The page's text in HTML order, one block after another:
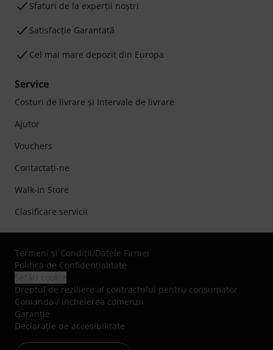
Sfaturi de la experții noștri
Satisfacție Garantată
Cel mai mare depozit din Europa
Service
Costuri de livrare şi Intervale de livrare
Ajutor
Vouchers
Contactaţi-ne
Walk-in Store
Clasificare servicii
Termeni şi Condiţii/Datele Firmei
Politica de Confidenţialitate
Dreptul de reziliere al contractului pentru consumator
Comanda / incheierea comenzii
Garanție
Declarație de accesibilitate